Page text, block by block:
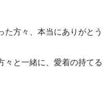
た方々、本当にありがとう
々と一緒に、愛着の持てる